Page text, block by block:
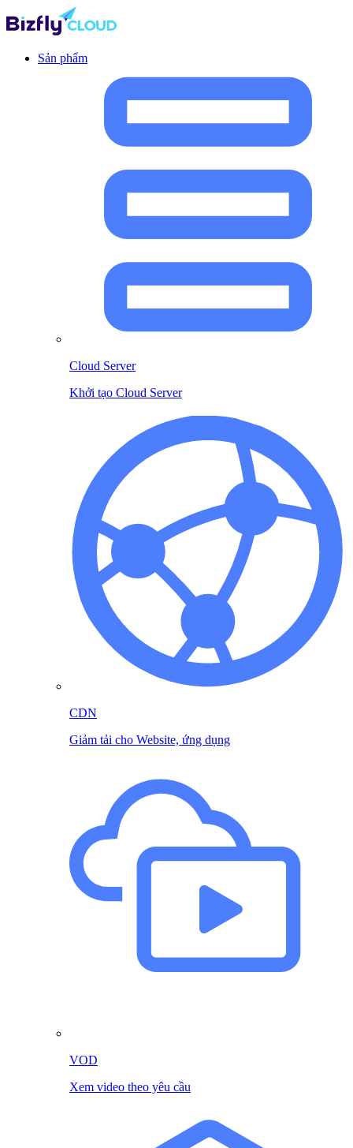
Sản phẩm
Cloud Server
Khởi tạo Cloud Server
CDN
Giảm tải cho Website, ứng dụng
VOD
Xem video theo yêu cầu